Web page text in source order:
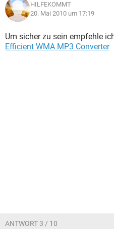
HILFEKOMMT
20. Mai 2010 um 17:19
Um sicher zu sein empfehle
Efficient WMA MP3 Converter
ANTWORT 3 / 10